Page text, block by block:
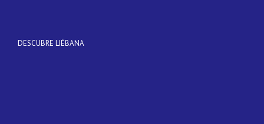
DESCUBRE LIÉBANA